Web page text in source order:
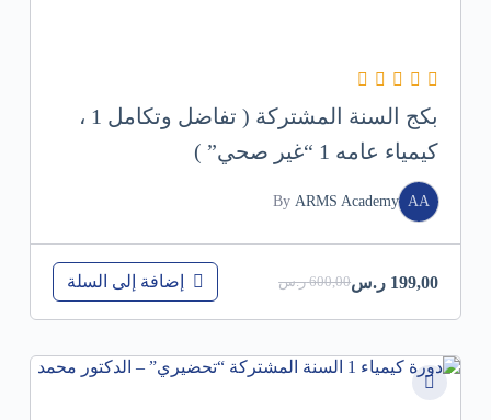
بكج السنة المشتركة ( تفاضل وتكامل 1 ،
كيمياء عامه 1 “غير صحي” )
AA
By ARMS Academy
600,00 ر.س 199,00 ر.س إضافة إلى السلة